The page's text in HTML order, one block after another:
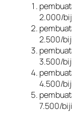
2.000/
2.500/
3.500/
4.500/
7.500/biji